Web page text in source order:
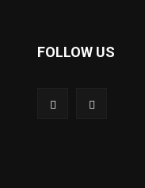
FOLLOW US